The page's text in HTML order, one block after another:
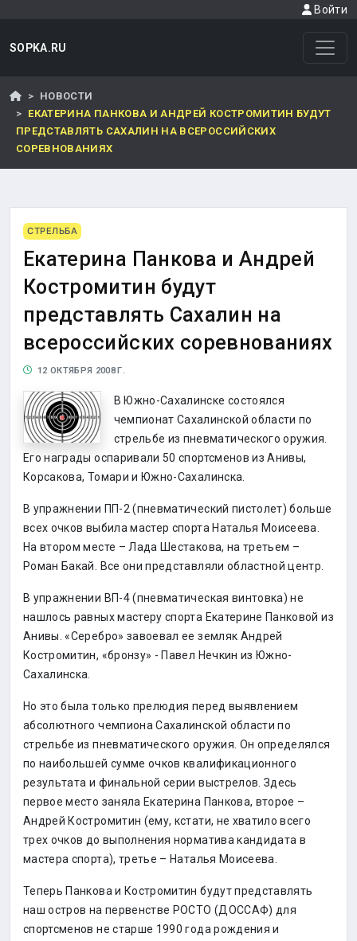
Войти
SOPKA.RU
НОВОСТИ
ЕКАТЕРИНА ПАНКОВА И АНДРЕЙ КОСТРОМИТИН БУДУТ
ПРЕДСТАВЛЯТЬ САХАЛИН НА ВСЕРОССИЙСКИХ
СОРЕВНОВАНИЯХ
СТРЕЛЬБА
Екатерина Панкова и Андрей
Костромитин будут
представлять Сахалин на
всероссийских соревнованиях
12 ОКТЯБРЯ 2008 Г.
В Южно-Сахалинске состоялся
чемпионат Сахалинской области по
стрельбе из пневматического оружия.
Его награды оспаривали 50 спортсменов из Анивы,
Корсакова, Томари и Южно-Сахалинска.
В упражнении ПП-2 (пневматический пистолет) больше
всех очков выбила мастер спорта Наталья Моисеева.
На втором месте – Лада Шестакова, на третьем –
Роман Бакай. Все они представляли областной центр.
В упражнении ВП-4 (пневматическая винтовка) не
нашлось равных мастеру спорта Екатерине Панковой из
Анивы. «Серебро» завоевал ее земляк Андрей
Костромитин, «бронзу» - Павел Нечкин из Южно-
Сахалинска.
Но это была только прелюдия перед выявлением
абсолютного чемпиона Сахалинской области по
стрельбе из пневматического оружия. Он определялся
по наибольшей сумме очков квалификационного
результата и финальной серии выстрелов. Здесь
первое место заняла Екатерина Панкова, второе –
Андрей Костромитин (ему, кстати, не хватило всего
трех очков до выполнения норматива кандидата в
мастера спорта), третье – Наталья Моисеева.
Теперь Панкова и Костромитин будут представлять
наш остров на первенстве РОСТО (ДОССАФ) для
спортсменов не старше 1990 года рождения и